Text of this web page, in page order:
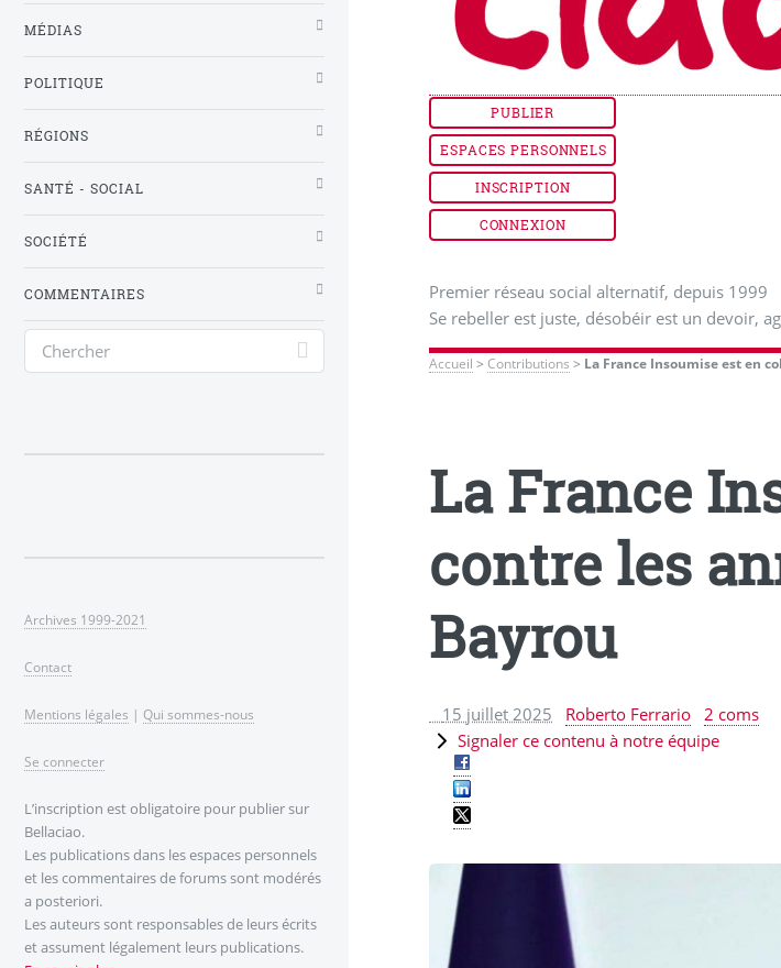
PUBLIER
ESPACES PERSONNELS
INSCRIPTION
CONNEXION
Premier réseau social alternatif, depuis 1999
Se rebeller est juste, désobéir est un devoir,
Accueil >Contributions > La France Insoumise est en
La France
contre les
Bayrou
15 juillet 2025 Roberto Ferrario
2 coms
Signaler ce contenu à notre équipe
MÉDIAS
POLITIQUE
RÉGIONS
SANTÉ - SOCIAL
SOCIÉTÉ
COMMENTAIRES
Archives 1999-2021
Contact
Mentions légales | Qui sommes-nous
Se connecter
L’inscription est obligatoire pour publier sur
Bellaciao.
Les publications dans les espaces personnels
et les commentaires de forums sont modérés
a posteriori.
Les auteurs sont responsables de leurs écrits
et assument légalement leurs publications.